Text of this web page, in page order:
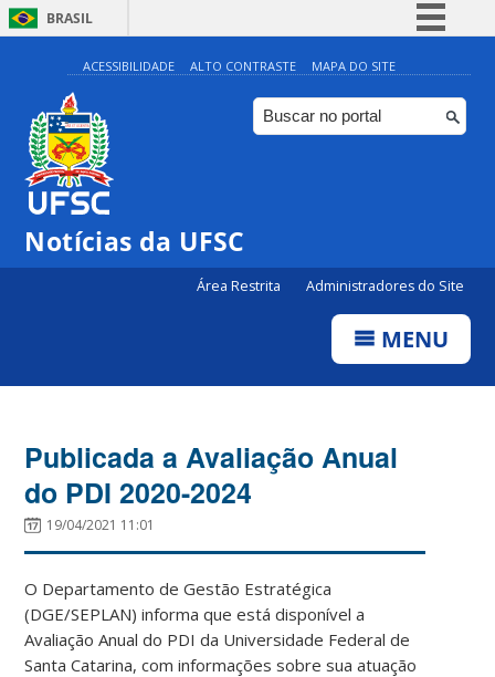
BRASIL
Simplifique!
Comunica BR
Participe
ACESSIBILIDADE ALTO CONTRASTE MAPA DO SITE
Notícias da UFSC
Área Restrita Administradores do Site
MENU
Publicada a Avaliação Anual
do PDI 2020-2024
19/04/2021 11:01
O Departamento de Gestão Estratégica
(DGE/SEPLAN) informa que está disponível a
Avaliação Anual do PDI da Universidade Federal de
Santa Catarina, com informações sobre sua atuação